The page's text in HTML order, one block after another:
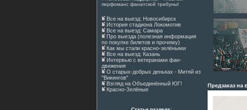
перфоманс фанатской трибуны!
Все на выезд: Новосибирск
История стадиона Локомотив
Все на выезд: Самара
Про выезда (полезная информация
по покупке билетов и прочему)
Как мы стали красно-зелёными
Все на выезд: Казань
Интервью с ветеранами фан-
движения
О старых-добрых деньках - Митяй из
"Викингов"
Взгляд на Объединённый ЮГ!
Красно-Зелёные
Предзаказ